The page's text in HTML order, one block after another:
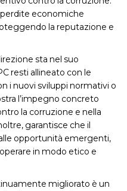
economiche
la reputazione e
sta nel suo
resti allineato con le
i nuovi sviluppi normativi o
l’impegno concreto
la corruzione e nella
garantisce che il
opportunità emergenti,
in modo etico e
migliorato è un